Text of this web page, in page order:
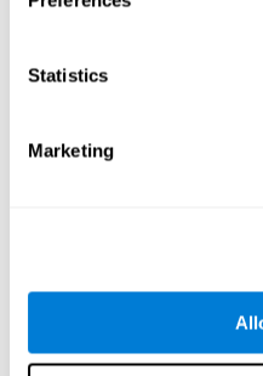
Statistics
Marketing
الاستقصائية. سيكون
الكشف عنها أو استخدامها
عنك للامتثال لقانون أو
انتهاك لشروطنا أو تهديدات
شخص.
التي تسعى إلى الوصول إلى
الحالات التي يحدد فيها أمر